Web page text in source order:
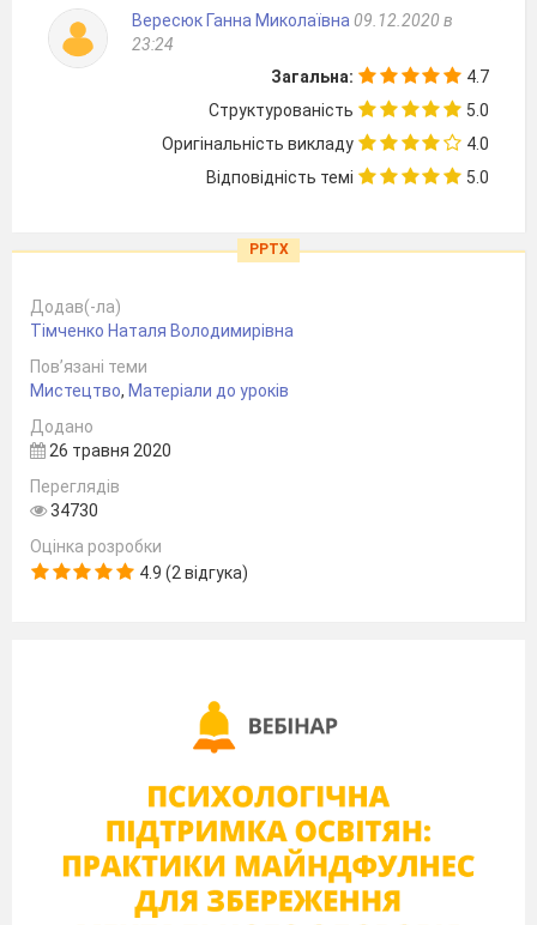
Вересюк Ганна Миколаївна 09.12.2020 в
23:24
Загальна:
4.7
Структурованість
5.0
Оригінальність викладу
4.0
Відповідність темі
5.0
PPTX
Додав(-ла)
Тімченко Наталя Володимирівна
Пов’язані теми
Мистецтво, Матеріали до уроків
Додано
26 травня 2020
Переглядів
34730
Оцінка розробки
4.9 (2 відгука)